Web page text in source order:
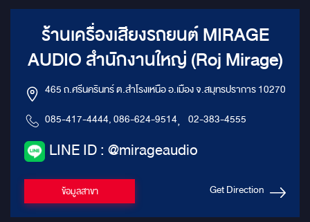
ร้านเครื่องเสียงรถยนต์ MIRAGE
AUDIO สำนักงานใหญ่ (Roj Mirage)
465 ถ.ศรีนครินทร์ ต.สำโรงเหนือ อ.เมือง จ.สมุทรปราการ 10270
085-417-4444, 086-624-9514, 02-383-4555
LINE ID : @mirageaudio
ข้อมูลสาขา Get Direction